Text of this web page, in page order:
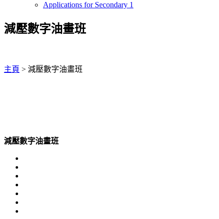
Applications for Secondary 1
減壓數字油畫班
主頁 > 減壓數字油畫班
減壓數字油畫班